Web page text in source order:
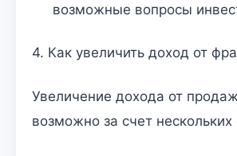
возможные вопросы
4. Как увеличить доход от
Увеличение дохода от
возможно за счет нескольких